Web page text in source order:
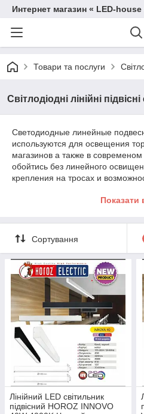
Интернет магазин « LED-
Товари та послуги
Світлодіодні лінійні
Светодиодные линейные
используются для освещения
магазинов а также в
обойтись без линейного
крепления на тросах и
Также многие модели линейных
углом. Использование такого
сконструировать любую
выглядит единым целым вне
источников. В каталозі розділу
ви виберете як готові LED
Показати
Сортування
Лінійний LED світильник
підвісний HOROZ INNOVO